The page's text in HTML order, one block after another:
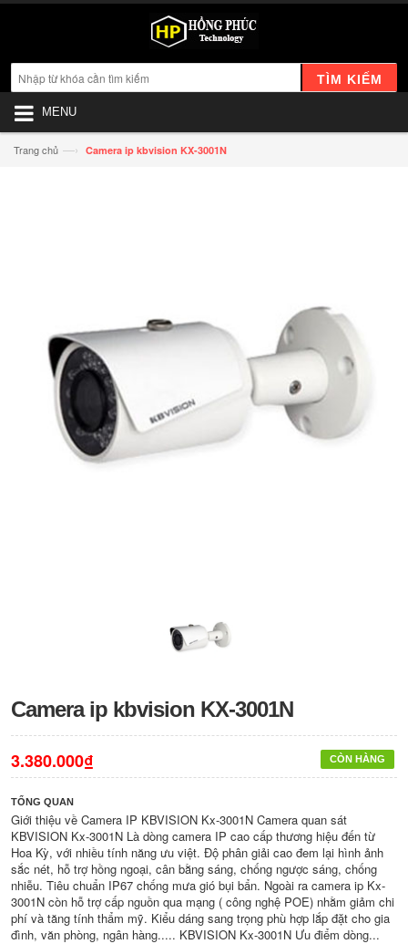
TÌM KIẾM
MENU
Trang chủ —› Camera ip kbvision KX-3001N
Camera ip kbvision KX-3001N
CÒN HÀNG
3.380.000₫
TỔNG QUAN
Giới thiệu về Camera IP KBVISION Kx-3001N Camera quan sát
KBVISION Kx-3001N Là dòng camera IP cao cấp thương hiệu đến từ
Hoa Kỳ, với nhiều tính năng ưu việt. Độ phân giải cao đem lại hình ảnh
sắc nét, hỗ trợ hồng ngoại, cân bằng sáng, chống ngược sáng, chống
nhiễu. Tiêu chuẩn IP67 chống mưa gió bụi bẩn. Ngoài ra camera ip Kx-
3001N còn hỗ trợ cấp nguồn qua mạng ( công nghệ POE) nhằm giảm chi
phí và tăng tính thẩm mỹ. Kiểu dáng sang trọng phù hợp lắp đặt cho gia
đình, văn phòng, ngân hàng..... KBVISION Kx-3001N Ưu điểm dòng...